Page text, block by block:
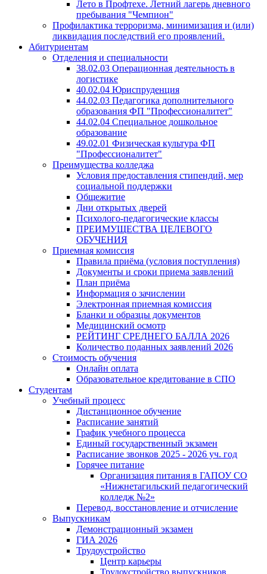
Лето в Профтехе. Летний лагерь дневного
пребывания "Чемпион"
Профилактика терроризма, минимизация и (или)
ликвидация последствий его проявлений.
Абитуриентам
Отделения и специальности
38.02.03 Операционная деятельность в
логистике
40.02.04 Юриспруденция
44.02.03 Педагогика дополнительного
образования ФП "Профессионалитет"
44.02.04 Специальное дошкольное
образование
49.02.01 Физическая культура ФП
"Профессионалитет"
Преимущества колледжа
Условия предоставления стипендий, мер
социальной поддержки
Общежитие
Дни открытых дверей
Психолого-педагогические классы
ПРЕИМУЩЕСТВА ЦЕЛЕВОГО
ОБУЧЕНИЯ
Приемная комиссия
Правила приёма (условия поступления)
Документы и сроки приема заявлений
План приёма
Информация о зачислении
Электронная приемная комиссия
Бланки и образцы документов
Медицинский осмотр
РЕЙТИНГ СРЕДНЕГО БАЛЛА 2026
Количество поданных заявлений 2026
Стоимость обучения
Онлайн оплата
Образовательное кредитование в СПО
Студентам
Учебный процесс
Дистанционное обучение
Расписание занятий
График учебного процесса
Единый государственный экзамен
Расписание звонков 2025 - 2026 уч. год
Горячее питание
Организация питания в ГАПОУ СО
«Нижнетагильский педагогический
колледж №2»
Перевод, восстановление и отчисление
Выпускникам
Демонстрационный экзамен
ГИА 2026
Трудоустройство
Центр карьеры
Трудоустройство выпускников